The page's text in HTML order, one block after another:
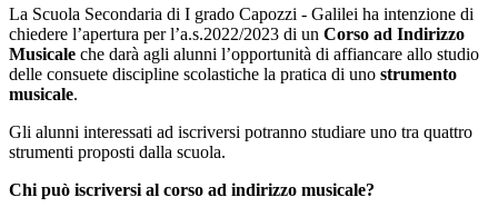
La Scuola Secondaria di I grado Capozzi - Galilei ha intenzione di
chiedere l’apertura per l’a.s.2022/2023 di un Corso ad Indirizzo
Musicale che darà agli alunni l’opportunità di affiancare allo studio
delle consuete discipline scolastiche la pratica di uno strumento
musicale.
Gli alunni interessati ad iscriversi potranno studiare uno tra quattro
strumenti proposti dalla scuola.
Chi può iscriversi al corso ad indirizzo musicale?